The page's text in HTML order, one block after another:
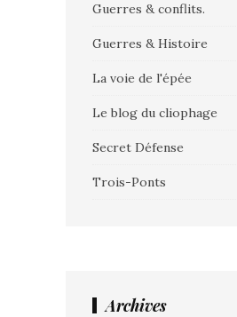
Guerres & conflits.
Guerres & Histoire
La voie de l'épée
Le blog du cliophage
Secret Défense
Trois-Ponts
Archives